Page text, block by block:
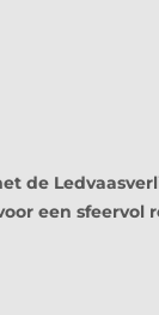
de
een sfeervol